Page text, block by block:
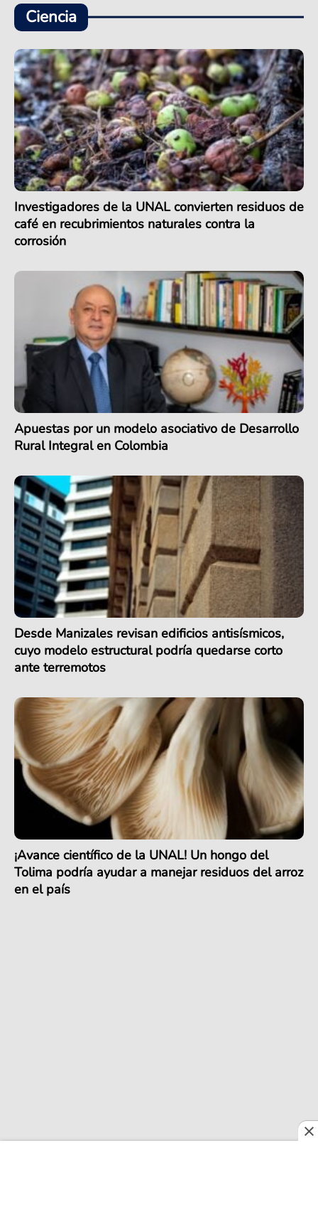
Ciencia
Investigadores de la UNAL convierten residuos de
café en recubrimientos naturales contra la
corrosión
Apuestas por un modelo asociativo de Desarrollo
Rural Integral en Colombia
Desde Manizales revisan edificios antisísmicos,
cuyo modelo estructural podría quedarse corto
ante terremotos
¡Avance científico de la UNAL! Un hongo del
Tolima podría ayudar a manejar residuos del arroz
en el país